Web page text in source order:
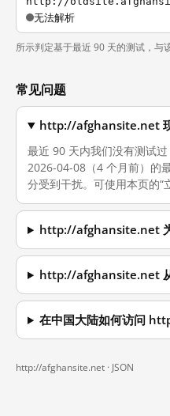
无法解析
所示判定基于最近 90 天的测试，与
常见问题
http://afghansite.net
最近 90 天内我们没有测试
2026-04-08（4 个月前）的
分受到干扰。可使用本页的“
http://afghansite.net
http://afghansite.net
在中国大陆如何访问
http://afghansite.net · JSON